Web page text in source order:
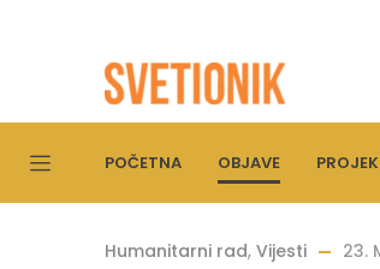
POČETNA OBJAVE
Humanitarni rad, Vijesti 23.